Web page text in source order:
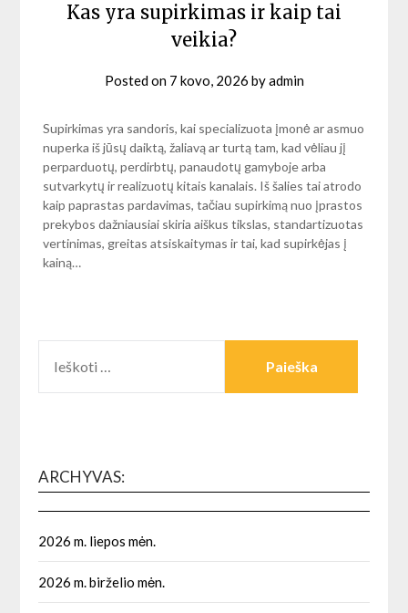
Kas yra supirkimas ir kaip tai
veikia?
Posted on 7 kovo, 2026 byadmin
Supirkimas yra sandoris, kai specializuota įmonė ar asmuo
nuperka iš jūsų daiktą, žaliavą ar turtą tam, kad vėliau jį
perparduotų, perdirbtų, panaudotų gamyboje arba
sutvarkytų ir realizuotų kitais kanalais. Iš šalies tai atrodo
kaip paprastas pardavimas, tačiau supirkimą nuo įprastos
prekybos dažniausiai skiria aiškus tikslas, standartizuotas
vertinimas, greitas atsiskaitymas ir tai, kad supirkėjas į
kainą…
ARCHYVAS:
2026 m. liepos mėn.
2026 m. birželio mėn.